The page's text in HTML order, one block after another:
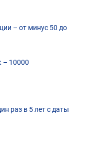
– от минус 50 до
– 10000
раз в 5 лет с даты